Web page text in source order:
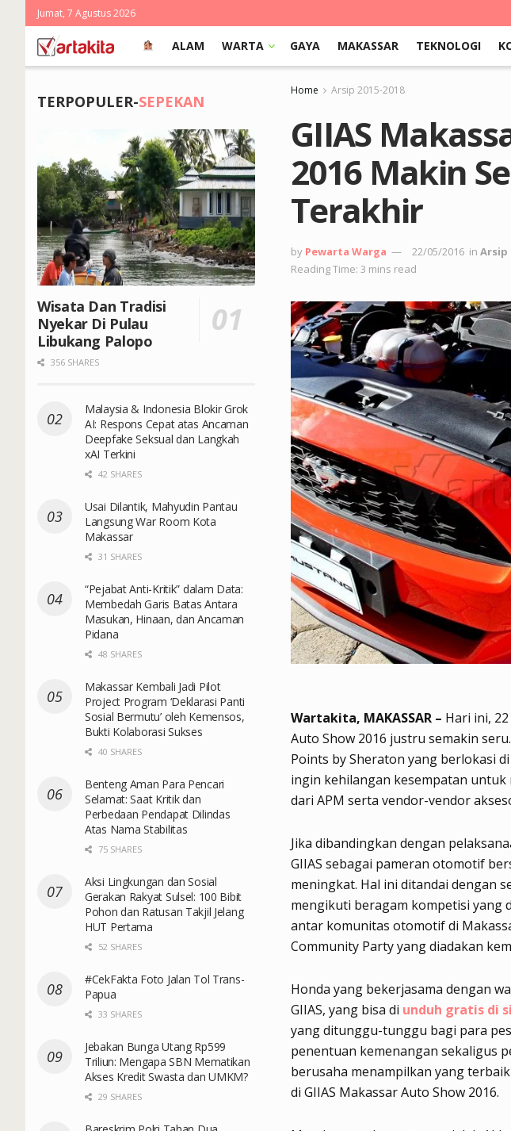
Jumat, 7 Agustus 2026
ALAM WARTA GAYA MAKASSAR TEKNOLOGI
Home Arsip 2015-2018
GIIAS
2016 Makin
Terakhir
by Pewarta Warga 22/05/2016 in Arsip
Reading Time: 3 mins read
Wartakita, MAKASSAR – Hari ini,
Auto Show 2016 justru semakin
Points by Sheraton yang berlokasi
ingin kehilangan kesempatan
dari APM serta vendor-vendor
Jika dibandingkan dengan
GIIAS sebagai pameran otomotif
meningkat. Hal ini ditandai dengan
mengikuti beragam kompetisi yang
antar komunitas otomotif di
Community Party yang diadakan
Honda yang bekerjasama dengan
GIIAS, yang bisa di unduh gratis di
yang ditunggu-tunggu bagi para
penentuan kemenangan sekaligus
berusaha menampilkan yang
di GIIAS Makassar Auto Show 2016.
TERPOPULER-SEPEKAN
Wisata Dan Tradisi
Nyekar Di Pulau
Libukang Palopo
356 SHARES
Malaysia & Indonesia Blokir Grok
AI: Respons Cepat atas Ancaman
Deepfake Seksual dan Langkah
xAI Terkini
42 SHARES
Usai Dilantik, Mahyudin Pantau
Langsung War Room Kota
Makassar
31 SHARES
“Pejabat Anti-Kritik” dalam Data:
Membedah Garis Batas Antara
Masukan, Hinaan, dan Ancaman
Pidana
48 SHARES
Makassar Kembali Jadi Pilot
Project Program ‘Deklarasi Panti
Sosial Bermutu’ oleh Kemensos,
Bukti Kolaborasi Sukses
40 SHARES
Benteng Aman Para Pencari
Selamat: Saat Kritik dan
Perbedaan Pendapat Dilindas
Atas Nama Stabilitas
75 SHARES
Aksi Lingkungan dan Sosial
Gerakan Rakyat Sulsel: 100 Bibit
Pohon dan Ratusan Takjil Jelang
HUT Pertama
52 SHARES
#CekFakta Foto Jalan Tol Trans-
Papua
33 SHARES
Jebakan Bunga Utang Rp599
Triliun: Mengapa SBN Mematikan
Akses Kredit Swasta dan UMKM?
29 SHARES